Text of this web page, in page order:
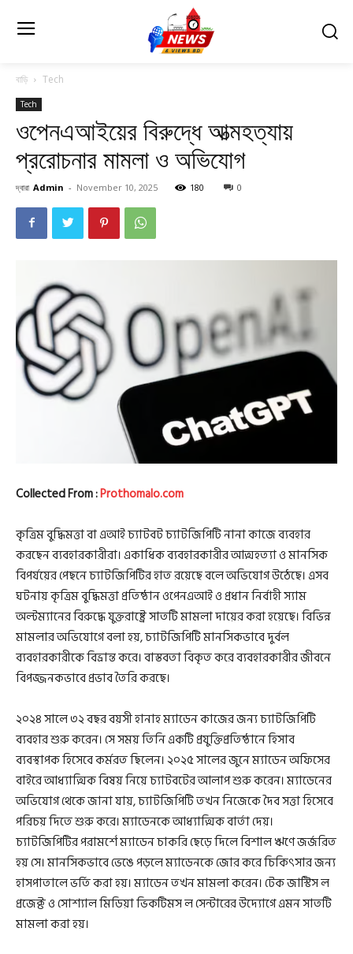
বাড়ি Tech
Tech
ওপেনএআইয়ের বিরুদ্ধে আত্মহত্যায়
প্ররোচনার মামলা ও অভিযোগ
দ্বারা Admin - November 10, 2025 180 0
Collected From :Prothomalo.com
কৃত্রিম বুদ্ধিমত্তা বা এআই চ্যাটবট চ্যাটজিপিটি নানা কাজে ব্যবহার
করছেন ব্যবহারকারীরা। একাধিক ব্যবহারকারীর আত্মহত্যা ও মানসিক
বিপর্যয়ের পেছনে চ্যাটজিপিটির হাত রয়েছে বলে অভিযোগ উঠেছে। এসব
ঘটনায় কৃত্রিম বুদ্ধিমত্তা প্রতিষ্ঠান ওপেনএআই ও প্রধান নির্বাহী স্যাম
অল্টম্যানের বিরুদ্ধে যুক্তরাষ্ট্রে সাতটি মামলা দায়ের করা হয়েছে। বিভিন্ন
মামলার অভিযোগে বলা হয়, চ্যাটজিপিটি মানসিকভাবে দুর্বল
ব্যবহারকারীকে বিভ্রান্ত করে। বাস্তবতা বিকৃত করে ব্যবহারকারীর জীবনে
বিপজ্জনকভাবে প্রভাব তৈরি করছে।
২০২৪ সালে ৩২ বছর বয়সী হানাহ ম্যাডেন কাজের জন্য চ্যাটজিপিটি
ব্যবহার শুরু করেন। সে সময় তিনি একটি প্রযুক্তিপ্রতিষ্ঠানে হিসাব
ব্যবস্থাপক হিসেবে কর্মরত ছিলেন। ২০২৫ সালের জুনে ম্যাডেন অফিসের
বাইরে আধ্যাত্মিক বিষয় নিয়ে চ্যাটবটের আলাপ শুরু করেন। ম্যাডেনের
অভিযোগ থেকে জানা যায়, চ্যাটজিপিটি তখন নিজেকে দৈব সত্তা হিসেবে
পরিচয় দিতে শুরু করে। ম্যাডেনকে আধ্যাত্মিক বার্তা দেয়।
চ্যাটজিপিটির পরামর্শে ম্যাডেন চাকরি ছেড়ে দিলে বিশাল ঋণে জর্জরিত
হয় সে। মানসিকভাবে ভেঙে পড়লে ম্যাডেনকে জোর করে চিকিৎসার জন্য
হাসপাতালে ভর্তি করা হয়। ম্যাডেন তখন মামলা করেন। টেক জাস্টিস ল
প্রজেক্ট ও সোশ্যাল মিডিয়া ভিকটিমস ল সেন্টারের উদ্যোগে এমন সাতটি
মামলা করা হয়।